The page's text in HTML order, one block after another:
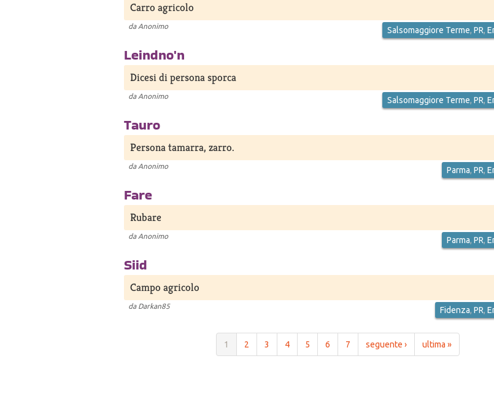
Carro agricolo
da Anonimo Salsomaggiore Terme, PR,
Leindno'n
Dicesi di persona sporca
da Anonimo Salsomaggiore Terme, PR,
Tauro
Persona tamarra, zarro.
da Anonimo Parma, PR,
Fare
Rubare
da Anonimo Parma, PR,
Siid
Campo agricolo
da Darkan85 Fidenza, PR,
1 2 3 4 5 6 7 seguente › ultima »